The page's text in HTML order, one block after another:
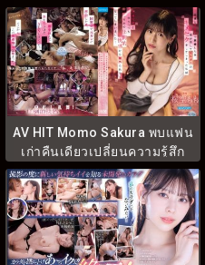
AV HIT Momo Sakura พบแฟน
เก่าคืนเดียวเปลี่ยนความรู้สึก
IPZZ-735